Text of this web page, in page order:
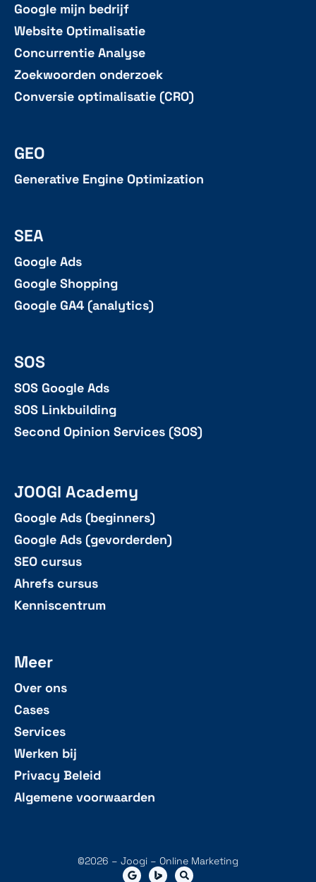
Google mijn bedrijf
Website Optimalisatie
Concurrentie Analyse
Zoekwoorden onderzoek
Conversie optimalisatie (CRO)
GEO
Generative Engine Optimization
SEA
Google Ads
Google Shopping
Google GA4 (analytics)
SOS
SOS Google Ads
SOS Linkbuilding
Second Opinion Services (SOS)
JOOGI Academy
Google Ads (beginners)
Google Ads (gevorderden)
SEO cursus
Ahrefs cursus
Kenniscentrum
Meer
Over ons
Cases
Services
Werken bij
Privacy Beleid
Algemene voorwaarden
©2026 – Joogi – Online Marketing